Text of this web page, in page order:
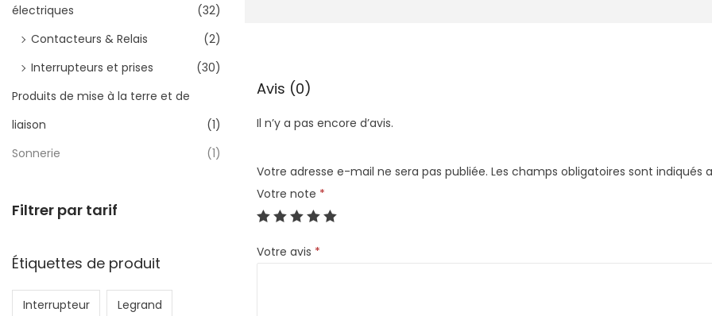
Avis (0)
Il n’y a pas encore d’avis.
Votre adresse e-mail ne sera pas publiée. Les champs obligatoires sont indiqués
Votre note *
Votre avis *
électriques
(32)
Contacteurs & Relais
(2)
Interrupteurs et prises
(30)
Produits de mise à la terre et de
liaison
(1)
Sonnerie
(1)
Filtrer par tarif
Étiquettes de produit
Interrupteur Legrand